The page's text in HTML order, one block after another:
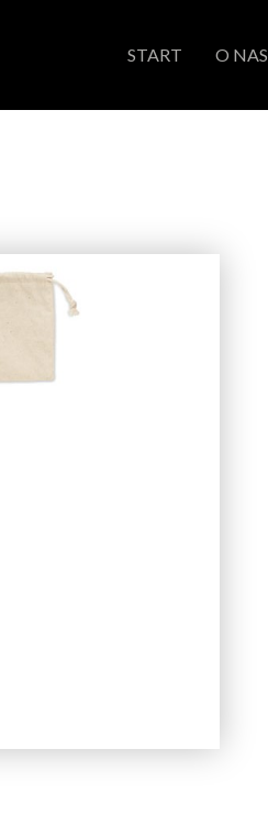
START O NAS